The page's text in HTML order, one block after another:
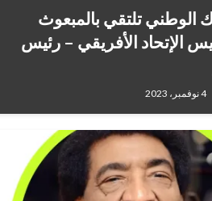
الوطني تلتقي بالمبعوث
الإتحاد الأفريقي – رئيس
4 نوفمبر، 2023